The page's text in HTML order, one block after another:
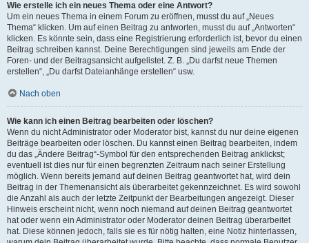
Wie erstelle ich ein neues Thema oder eine Antwort?
Um ein neues Thema in einem Forum zu eröffnen, musst du auf „Neues
Thema“ klicken. Um auf einen Beitrag zu antworten, musst du auf „Antworten“
klicken. Es könnte sein, dass eine Registrierung erforderlich ist, bevor du einen
Beitrag schreiben kannst. Deine Berechtigungen sind jeweils am Ende der
Foren- und der Beitragsansicht aufgelistet. Z. B. „Du darfst neue Themen
erstellen“, „Du darfst Dateianhänge erstellen“ usw.
Nach oben
Wie kann ich einen Beitrag bearbeiten oder löschen?
Wenn du nicht Administrator oder Moderator bist, kannst du nur deine eigenen
Beiträge bearbeiten oder löschen. Du kannst einen Beitrag bearbeiten, indem
du das „Ändere Beitrag“-Symbol für den entsprechenden Beitrag anklickst;
eventuell ist dies nur für einen begrenzten Zeitraum nach seiner Erstellung
möglich. Wenn bereits jemand auf deinen Beitrag geantwortet hat, wird dein
Beitrag in der Themenansicht als überarbeitet gekennzeichnet. Es wird sowohl
die Anzahl als auch der letzte Zeitpunkt der Bearbeitungen angezeigt. Dieser
Hinweis erscheint nicht, wenn noch niemand auf deinen Beitrag geantwortet
hat oder wenn ein Administrator oder Moderator deinen Beitrag überarbeitet
hat. Diese können jedoch, falls sie es für nötig halten, eine Notiz hinterlassen,